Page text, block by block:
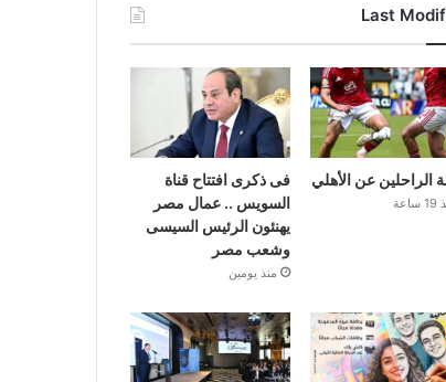
Last
الراحلين عن الأهلي
فى ذكرى افتتاح قناة
السويس .. عمال مصر
يهنئون الرئيس السيسى
وشعب مصر
منذ يومين